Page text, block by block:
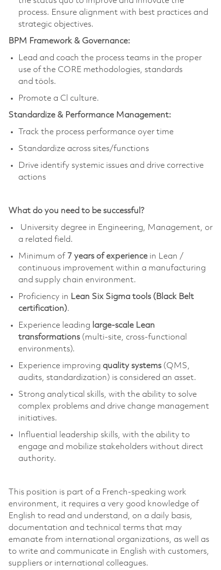
process. Ensure alignment with best practices and
strategic objectives.
BPM Framework & Governance:
Lead and coach the process teams in the proper
use of the CORE methodologies, standards
and töols.
Promote a Cl culture.
Standardize & Performance Management:
Track the process performance oyer time
Standardize across sites/functions
Drive identify systemic issues and drive corrective
actions
What do you need to be successful?
University degree in Engineering, Management, or
a related field.
Minimum of 7 years of experience in Lean /
continuous improvement within a manufacturing
and supply chain environment.
Proficiency in Lean Six Sigma tools (Black Belt
certification).
Experience leading large-scale Lean
transformations (multi-site, cross-functional
environments).
Experience improving quality systems (QMS,
audits, standardization) is considered an asset.
Strong analytical skills, with the ability to solve
complex problems and drive change management
initiatives.
Influential leadership skills, with the ability to
engage and mobilize stakeholders without direct
authority.
This position is part of a French-speaking work
environment, it requires a very good knowledge of
English to read and understand, on a daily basis,
documentation and technical terms that may
emanate from international organizations, as well as
to write and communicate in English with customers,
suppliers or international colleagues.